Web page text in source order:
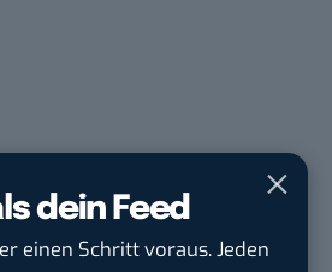
dein Feed
einen Schritt voraus. Jeden